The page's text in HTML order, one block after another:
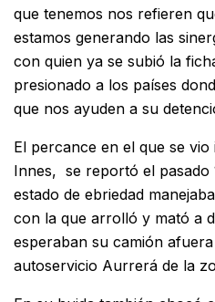
que tenemos nos refieren
estamos generando las
con quien ya se subió la
presionado a los países
que nos ayuden a su
El percance en el que se
Innes, se reportó el
estado de ebriedad
con la que arrolló y mató a
esperaban su camión
autoservicio Aurrerá de la